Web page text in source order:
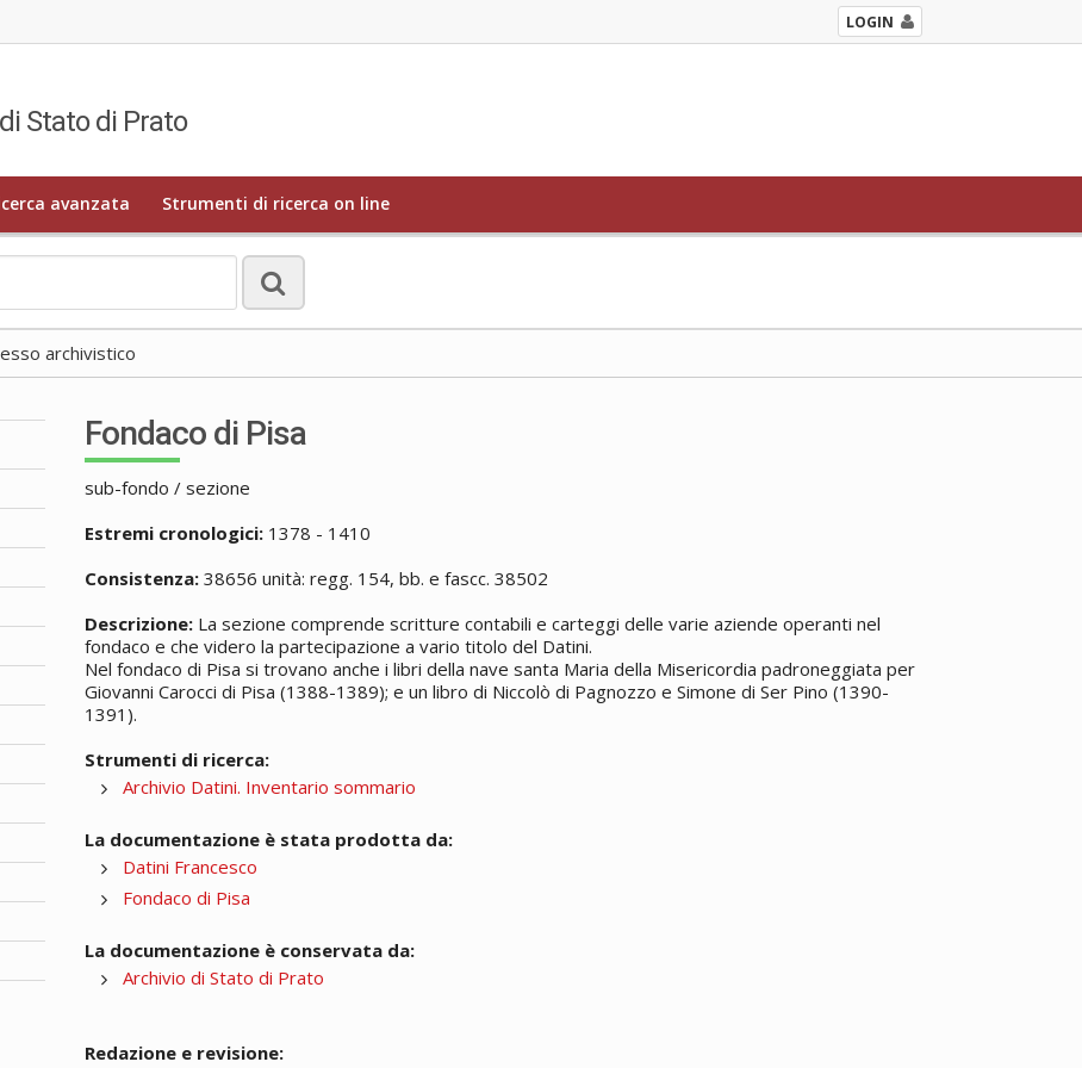
LOGIN
Stato di Prato
avanzata Strumenti di ricerca on line
archivistico
Fondaco di Pisa
sub-fondo / sezione
Estremi cronologici: 1378 - 1410
Consistenza: 38656 unità: regg. 154, bb. e fascc. 38502
Descrizione: La sezione comprende scritture contabili e carteggi delle varie aziende operanti nel
fondaco e che videro la partecipazione a vario titolo del Datini.
Nel fondaco di Pisa si trovano anche i libri della nave santa Maria della Misericordia padroneggiata per
Giovanni Carocci di Pisa (1388-1389); e un libro di Niccolò di Pagnozzo e Simone di Ser Pino (1390-
1391).
Strumenti di ricerca:
Archivio Datini. Inventario sommario
La documentazione è stata prodotta da:
Datini Francesco
Fondaco di Pisa
La documentazione è conservata da:
Archivio di Stato di Prato
Redazione e revisione: